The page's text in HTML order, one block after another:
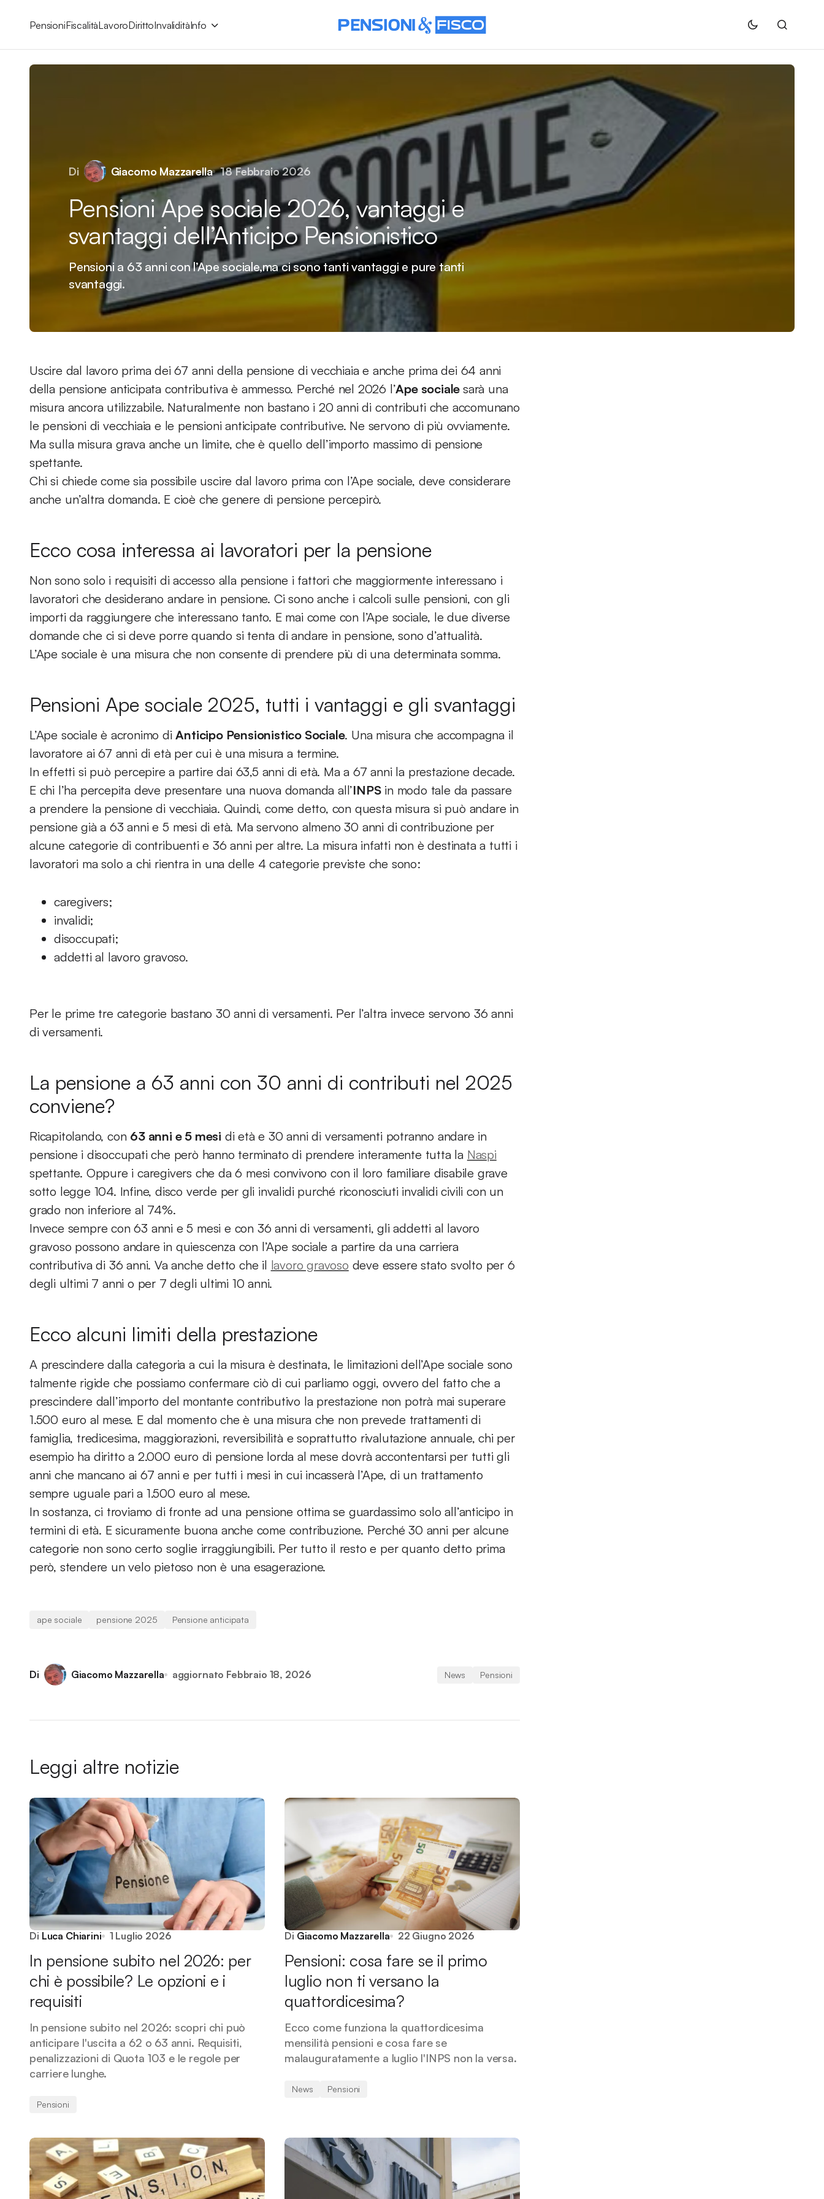
PensioniFiscalitàLavoroDirittoInvaliditàInfo
Di Giacomo Mazzarella 18 Febbraio 2026
Pensioni Ape sociale 2026, vantaggi e
svantaggi dell’Anticipo Pensionistico
Pensioni a 63 anni con l’Ape sociale,ma ci sono tanti vantaggi e pure tanti
svantaggi.
Uscire dal lavoro prima dei 67 anni della pensione di vecchiaia e anche prima dei 64 anni
della pensione anticipata contributiva è ammesso. Perché nel 2026 l’Ape socialesarà una
misura ancora utilizzabile. Naturalmente non bastano i 20 anni di contributi che accomunano
le pensioni di vecchiaia e le pensioni anticipate contributive. Ne servono di più ovviamente.
Ma sulla misura grava anche un limite, che è quello dell’importo massimo di pensione
spettante.
Chi si chiede come sia possibile uscire dal lavoro prima con l’Ape sociale, deve considerare
anche un’altra domanda. E cioè che genere di pensione percepirò.
Ecco cosa interessa ai lavoratori per la pensione
Non sono solo i requisiti di accesso alla pensione i fattori che maggiormente interessano i
lavoratori che desiderano andare in pensione. Ci sono anche i calcoli sulle pensioni, con gli
importi da raggiungere che interessano tanto. E mai come con l’Ape sociale, le due diverse
domande che ci si deve porre quando si tenta di andare in pensione, sono d’attualità.
L’Ape sociale è una misura che non consente di prendere più di una determinata somma.
Pensioni Ape sociale 2025, tutti i vantaggi e gli svantaggi
L’Ape sociale è acronimo diAnticipo Pensionistico Sociale. Una misura che accompagna il
lavoratore ai 67 anni di età per cui è una misura a termine.
In effetti si può percepire a partire dai 63,5 anni di età. Ma a 67 anni la prestazione decade.
E chi l’ha percepita deve presentare una nuova domanda all’INPSin modo tale da passare
a prendere la pensione di vecchiaia. Quindi, come detto, con questa misura si può andare in
pensione già a 63 anni e 5 mesi di età. Ma servono almeno 30 anni di contribuzione per
alcune categorie di contribuenti e 36 anni per altre. La misura infatti non è destinata a tutti i
lavoratori ma solo a chi rientra in una delle 4 categorie previste che sono:
caregivers;
invalidi;
disoccupati;
addetti al lavoro gravoso.
Per le prime tre categorie bastano 30 anni di versamenti. Per l’altra invece servono 36 anni
di versamenti.
La pensione a 63 anni con 30 anni di contributi nel 2025
conviene?
Ricapitolando, con 63 anni e 5 mesi di età e 30 anni di versamenti potranno andare in
pensione i disoccupati che però hanno terminato di prendere interamente tutta la Naspi
spettante. Oppure i caregivers che da 6 mesi convivono con il loro familiare disabile grave
sotto legge 104. Infine, disco verde per gli invalidi purché riconosciuti invalidi civili con un
grado non inferiore al 74%.
Invece sempre con 63 anni e 5 mesi e con 36 anni di versamenti, gli addetti al lavoro
gravoso possono andare in quiescenza con l’Ape sociale a partire da una carriera
contributiva di 36 anni. Va anche detto che il lavoro gravoso deve essere stato svolto per 6
degli ultimi 7 anni o per 7 degli ultimi 10 anni.
Ecco alcuni limiti della prestazione
A prescindere dalla categoria a cui la misura è destinata, le limitazioni dell’Ape sociale sono
talmente rigide che possiamo confermare ciò di cui parliamo oggi, ovvero del fatto che a
prescindere dall’importo del montante contributivo la prestazione non potrà mai superare
1.500 euro al mese. E dal momento che è una misura che non prevede trattamenti di
famiglia, tredicesima, maggiorazioni, reversibilità e soprattutto rivalutazione annuale, chi per
esempio ha diritto a 2.000 euro di pensione lorda al mese dovrà accontentarsi per tutti gli
anni che mancano ai 67 anni e per tutti i mesi in cui incasserà l’Ape, di un trattamento
sempre uguale pari a 1.500 euro al mese.
In sostanza, ci troviamo di fronte ad una pensione ottima se guardassimo solo all’anticipo in
termini di età. E sicuramente buona anche come contribuzione. Perché 30 anni per alcune
categorie non sono certo soglie irraggiungibili. Per tutto il resto e per quanto detto prima
però, stendere un velo pietoso non è una esagerazione.
ape sociale pensione 2025 Pensione anticipata
Di Giacomo Mazzarella aggiornato Febbraio 18, 2026 News Pensioni
Leggi altre notizie
Di Luca Chiarini 1 Luglio 2026
In pensione subito nel 2026: per
chi è possibile? Le opzioni e i
requisiti
In pensione subito nel 2026: scopri chi può
anticipare l'uscita a 62 o 63 anni. Requisiti,
penalizzazioni di Quota 103 e le regole per
carriere lunghe.
Pensioni
Di Giacomo Mazzarella 22 Giugno 2026
Pensioni: cosa fare se il primo
luglio non ti versano la
quattordicesima?
Ecco come funziona la quattordicesima
mensilità pensioni e cosa fare se
malauguratamente a luglio l'INPS non la versa.
News Pensioni